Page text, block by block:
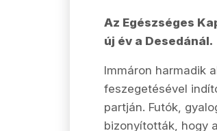
Az Egészséges
új év a Desedánál.
Immáron harmadik
feszegetésével
partján. Futók,
bizonyították, hogy